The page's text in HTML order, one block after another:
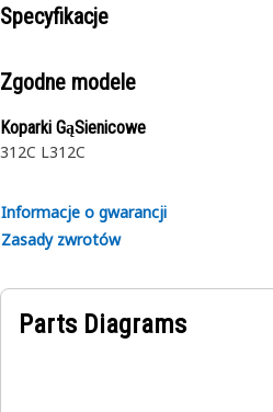
Specyfikacje
Zgodne modele
Koparki GąSienicowe
312C L312C
Informacje o gwarancji
Zasady zwrotów
Parts Diagrams